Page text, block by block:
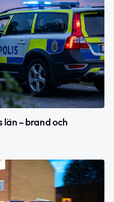
– brand och